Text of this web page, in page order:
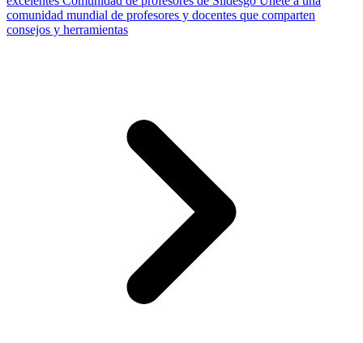
comunidad mundial de profesores y docentes que comparten
consejos y herramientas